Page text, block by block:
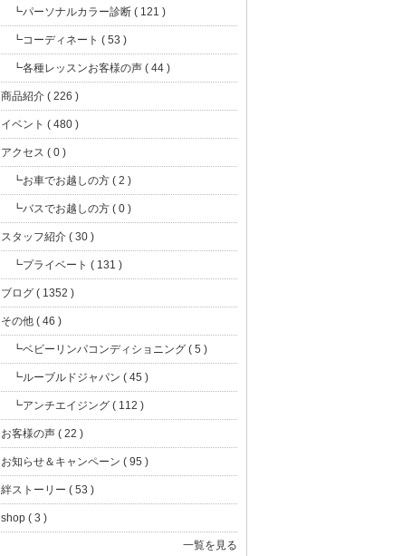
┗パーソナルカラー診断 ( 121 )
┗コーディネート ( 53 )
┗各種レッスンお客様の声 ( 44 )
商品紹介 ( 226 )
イベント ( 480 )
アクセス ( 0 )
┗お車でお越しの方 ( 2 )
┗バスでお越しの方 ( 0 )
スタッフ紹介 ( 30 )
┗プライベート ( 131 )
ブログ ( 1352 )
その他 ( 46 )
┗ベビーリンパコンディショニング ( 5 )
┗ルーブルドジャパン ( 45 )
┗アンチエイジング ( 112 )
お客様の声 ( 22 )
お知らせ＆キャンペーン ( 95 )
絆ストーリー ( 53 )
shop ( 3 )
一覧を見る